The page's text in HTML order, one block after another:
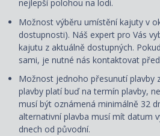
nejlepší polohou na lodi.
Možnost výběru umístění kajuty v
dostupnosti). Náš expert pro Vás
kajutu z aktuálně dostupných.
sami, je nutné nás kontaktovat
Možnost jednoho přesunutí plavby
plavby platí buď na termín plavby,
musí být oznámená minimálně 32
alternativní plavba musí mít datum
dnech od původní.